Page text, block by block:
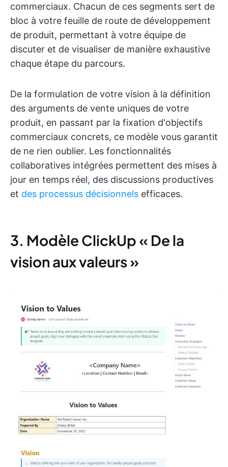
commerciaux. Chacun de ces segments sert de
bloc à votre feuille de route de développement
de produit, permettant à votre équipe de
discuter et de visualiser de manière exhaustive
chaque étape du parcours.
De la formulation de votre vision à la définition
des arguments de vente uniques de votre
produit, en passant par la fixation d'objectifs
commerciaux concrets, ce modèle vous garantit
de ne rien oublier. Les fonctionnalités
collaboratives intégrées permettent des mises à
jour en temps réel, des discussions productives
et des processus décisionnels efficaces.
3. Modèle ClickUp « De la
vision aux valeurs »